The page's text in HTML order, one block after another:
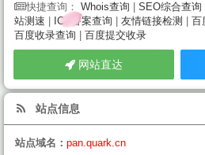
快捷查询： Whois查询 SEO综合查询
站测速
ICP备案查询 友情链接检测 百
百度收录查询
百度提交收录
网站直达
站点信息
站点域名： pan.quark.cn